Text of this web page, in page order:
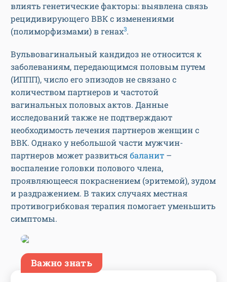
влиять генетические факторы: выявлена связь
рецидивирующего ВВК с изменениями
(полиморфизмами) в генах3.
Вульвовагинальный кандидоз не относится к
заболеваниям, передающимся половым путем
(ИППП), число его эпизодов не связано с
количеством партнеров и частотой
вагинальных половых актов. Данные
исследований также не подтверждают
необходимость лечения партнеров женщин с
ВВК. Однако у небольшой части мужчин-
партнеров может развитьсябаланит –
воспаление головки полового члена,
проявляющееся покраснением (эритемой), зудом
и раздражением. В таких случаях местная
противогрибковая терапия помогает уменьшить
симптомы.
Важно знать